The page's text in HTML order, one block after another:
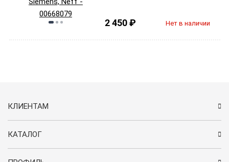
2 450₽ Нет в наличии
КЛИЕНТАМ
КАТАЛОГ